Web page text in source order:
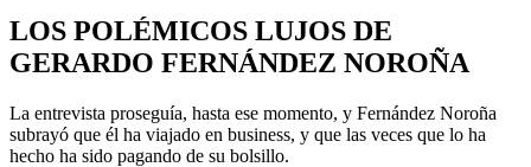
LOS POLÉMICOS LUJOS DE
GERARDO FERNÁNDEZ NOROÑA
La entrevista proseguía, hasta ese momento, y Fernández Noroña
subrayó que él ha viajado en business, y que las veces que lo ha
hecho ha sido pagando de su bolsillo.